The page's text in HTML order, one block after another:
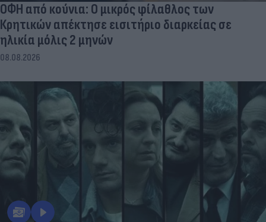
ΟΦΗ από κούνια: Ο μικρός φίλαθλος των
Κρητικών απέκτησε εισιτήριο διαρκείας σε
ηλικία μόλις 2 μηνών
08.08.2026